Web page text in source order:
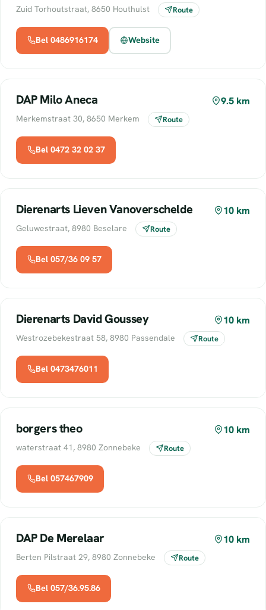
Zuid Torhoutstraat, 8650 Houthulst Route
Bel 0486916174 Website
DAP Milo Aneca 9.5 km
Merkemstraat 30, 8650 Merkem Route
Bel 0472 32 02 37
Dierenarts Lieven Vanoverschelde 10 km
Geluwestraat, 8980 Beselare Route
Bel 057/36 09 57
Dierenarts David Goussey 10 km
Westrozebekestraat 58, 8980 Passendale Route
Bel 0473476011
borgers theo 10 km
waterstraat 41, 8980 Zonnebeke Route
Bel 057467909
DAP De Merelaar 10 km
Berten Pilstraat 29, 8980 Zonnebeke Route
Bel 057/36.95.86